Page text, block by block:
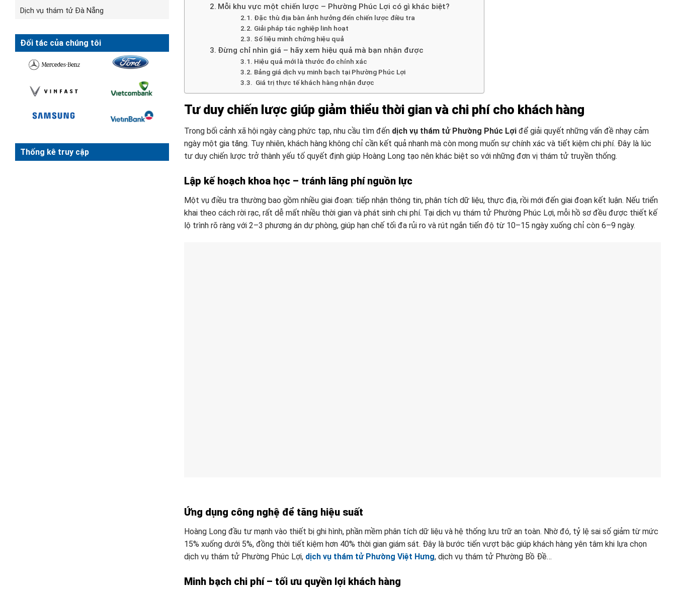
Dịch vụ thám tử Đà Nẵng
Đối tác của chúng tôi
Thống kê truy cập
Mỗi khu vực một chiến lược – Phường Phúc Lợi có gì khác biệt?
Đặc thù địa bàn ảnh hưởng đến chiến lược điều tra
Giải pháp tác nghiệp linh hoạt
Số liệu minh chứng hiệu quả
Đừng chỉ nhìn giá – hãy xem hiệu quả mà bạn nhận được
Hiệu quả mới là thước đo chính xác
Bảng giá dịch vụ minh bạch tại Phường Phúc Lợi
Giá trị thực tế khách hàng nhận được
Tư duy chiến lược giúp giảm thiểu thời gian và chi phí cho khách hàng
Trong bối cảnh xã hội ngày càng phức tạp, nhu cầu tìm đến dịch vụ thám tử Phường Phúc Lợi để giải quyết những vấn đề nhạy cảm
ngày một gia tăng. Tuy nhiên, khách hàng không chỉ cần kết quả nhanh mà còn mong muốn sự chính xác và tiết kiệm chi phí. Đây là lúc
tư duy chiến lược trở thành yếu tố quyết định giúp Hoàng Long tạo nên khác biệt so với những đơn vị thám tử truyền thống.
Lập kế hoạch khoa học – tránh lãng phí nguồn lực
Một vụ điều tra thường bao gồm nhiều giai đoạn: tiếp nhận thông tin, phân tích dữ liệu, thực địa, rồi mới đến giai đoạn kết luận. Nếu triển
khai theo cách rời rạc, rất dễ mất nhiều thời gian và phát sinh chi phí. Tại dịch vụ thám tử Phường Phúc Lợi, mỗi hồ sơ đều được thiết kế
lộ trình rõ ràng với 2–3 phương án dự phòng, giúp hạn chế tối đa rủi ro và rút ngắn tiến độ từ 10–15 ngày xuống chỉ còn 6–9 ngày.
Ứng dụng công nghệ để tăng hiệu suất
Hoàng Long đầu tư mạnh vào thiết bị ghi hình, phần mềm phân tích dữ liệu và hệ thống lưu trữ an toàn. Nhờ đó, tỷ lệ sai số giảm từ mức
15% xuống dưới 5%, đồng thời tiết kiệm hơn 40% thời gian giám sát. Đây là bước tiến vượt bậc giúp khách hàng yên tâm khi lựa chọn
dịch vụ thám tử Phường Phúc Lợi, dịch vụ thám tử Phường Việt Hưng, dịch vụ thám tử Phường Bồ Đề…
Minh bạch chi phí – tối ưu quyền lợi khách hàng